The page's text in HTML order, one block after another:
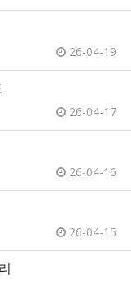
26-04-19
26-04-17
26-04-16
26-04-15